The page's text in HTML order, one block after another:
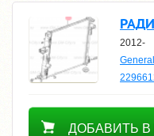
2012-
Уточнить цену
ДОБАВИТЬ В